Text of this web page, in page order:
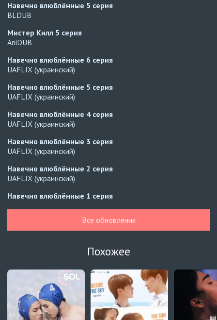
Навечно влюблённые 5 серия
BLDUB
Мистер Килл 5 серия
AniDUB
Навечно влюблённые 6 серия
UAFLIX (украинский)
Навечно влюблённые 5 серия
UAFLIX (украинский)
Навечно влюблённые 4 серия
UAFLIX (украинский)
Навечно влюблённые 3 серия
UAFLIX (украинский)
Навечно влюблённые 2 серия
UAFLIX (украинский)
Навечно влюблённые 1 серия
Навечно влюблённые7 серия
Русские субтитры
7 серия
Зантис, скучаю по тебе
8 серия
Зантис, скучаю по тебе7 серия
Автосабы русские / украинские
Все обновления
Похожее